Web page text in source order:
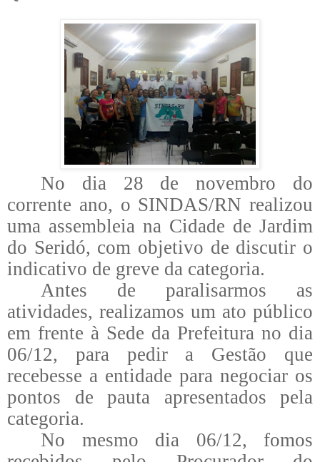
No dia 28 de novembro do
corrente ano, o SINDAS/RN realizou
uma assembleia na Cidade de Jardim
do Seridó, com objetivo de discutir o
indicativo de greve da categoria.
Antes de paralisarmos as
atividades, realizamos um ato público
em frente à Sede da Prefeitura no dia
06/12, para pedir a Gestão que
recebesse a entidade para negociar os
pontos de pauta apresentados pela
categoria.
No mesmo dia 06/12, fomos